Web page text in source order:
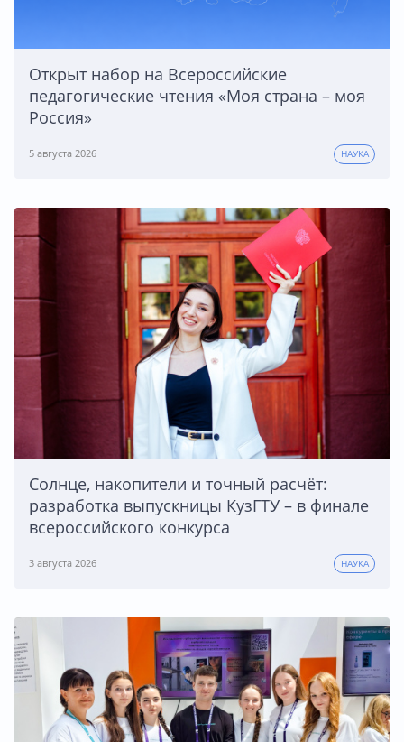
Открыт набор на Всероссийские
педагогические чтения «Моя страна – моя
Россия»
5 августа 2026 НАУКА
Солнце, накопители и точный расчёт:
разработка выпускницы КузГТУ – в финале
всероссийского конкурса
3 августа 2026 НАУКА